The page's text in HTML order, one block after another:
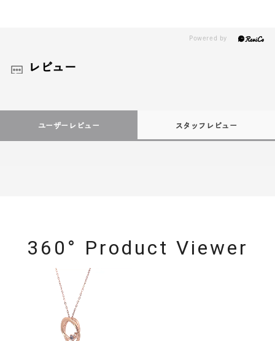
レビュー
ユーザーレビュー スタッフレビュー
360° Product Viewer